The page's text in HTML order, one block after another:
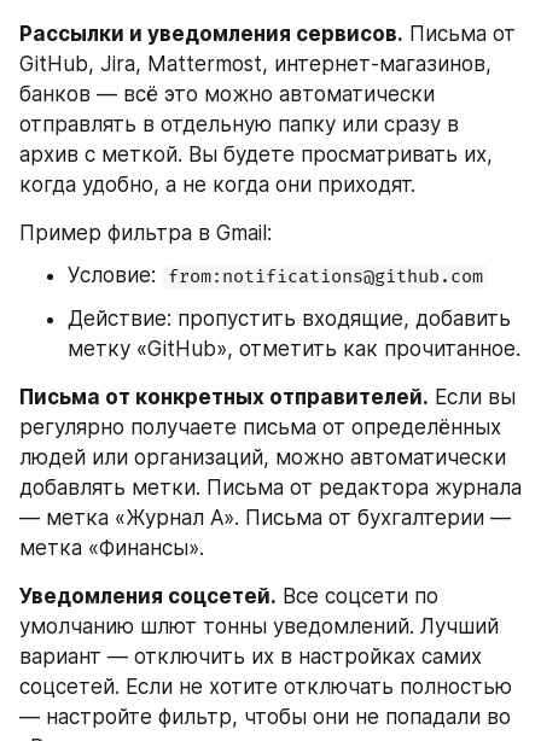
Рассылки и уведомления сервисов. Письма от
GitHub, Jira, Mattermost, интернет-магазинов,
банков — всё это можно автоматически
отправлять в отдельную папку или сразу в
архив с меткой. Вы будете просматривать их,
когда удобно, а не когда они приходят.
Пример фильтра в Gmail:
Условие:
from:notifications@github.com
Действие: пропустить входящие, добавить
метку «GitHub», отметить как прочитанное.
Письма от конкретных отправителей. Если вы
регулярно получаете письма от определённых
людей или организаций, можно автоматически
добавлять метки. Письма от редактора журнала
— метка «Журнал А». Письма от бухгалтерии —
метка «Финансы».
Уведомления соцсетей. Все соцсети по
умолчанию шлют тонны уведомлений. Лучший
вариант — отключить их в настройках самих
соцсетей. Если не хотите отключать полностью
— настройте фильтр, чтобы они не попадали во